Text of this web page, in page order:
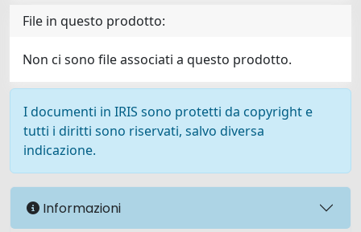
File in questo prodotto:
Non ci sono file associati a questo prodotto.
I documenti in IRIS sono protetti da copyright e
tutti i diritti sono riservati, salvo diversa
indicazione.
Informazioni